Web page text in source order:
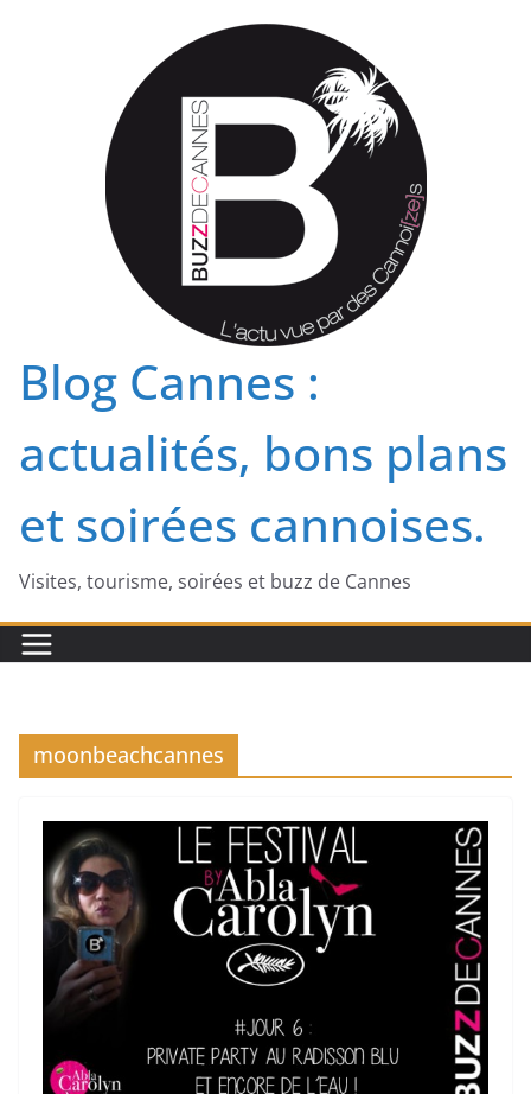
Blog Cannes :
actualités, bons plans
et soirées cannoises.
Visites, tourisme, soirées et buzz de Cannes
moonbeachcannes